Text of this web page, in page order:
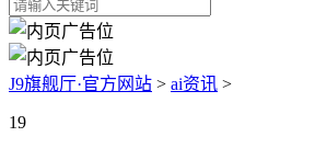
J9旗舰厅·官方网站 > ai资讯 >
19